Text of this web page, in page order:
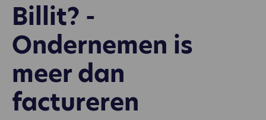
Billit? -
Ondernemen is
meer dan
factureren